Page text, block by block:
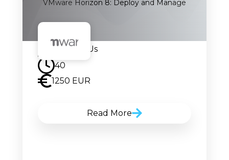
VMware Horizon 8: Deploy and Manage
Contact Us
40
1250 EUR
Read More